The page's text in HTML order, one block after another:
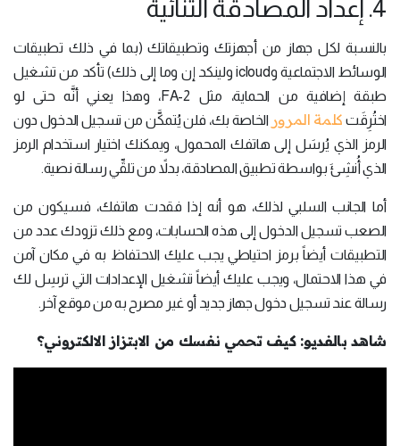
4. إعداد المصادقة الثنائية
بالنسبة لكل جهاز من أجهزتك وتطبيقاتك (بما في ذلك تطبيقات
الوسائط الاجتماعية وicloud ولينكد إن وما إلى ذلك) تأكد من تشغيل
طبقة إضافية من الحماية، مثل 2-FA، وهذا يعني أنَّه حتى لو
اختُرِقَت كلمة المرور الخاصة بك، فلن يُتمكَّن من تسجيل الدخول دون
الرمز الذي يُرسَل إلى هاتفك المحمول، ويمكنك اختيار استخدام الرمز
الذي أُنشِئَ بواسطة تطبيق المصادقة، بدلاً من تلقِّي رسالة نصية.
أما الجانب السلبي لذلك، هو أنه إذا فقدت هاتفك، فسيكون من
الصعب تسجيل الدخول إلى هذه الحسابات، ومع ذلك تزودك عدد من
التطبيقات أيضاً برمز احتياطي يجب عليك الاحتفاظ به في مكان آمن
في هذا الاحتمال، ويجب عليك أيضاً تشغيل الإعدادات التي ترسِل لك
رسالة عند تسجيل دخول جهاز جديد أو غير مصرح به من موقع آخر.
شاهد بالفديو: كيف تحمي نفسك من الابتزاز الالكتروني؟